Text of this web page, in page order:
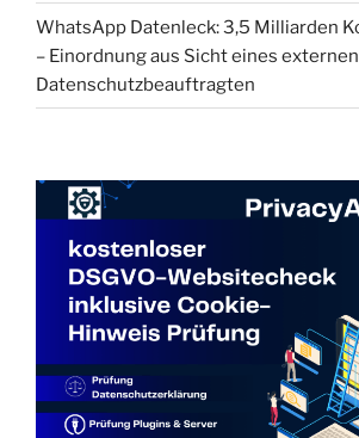
WhatsApp Datenleck: 3,5 Milliarden
– Einordnung aus Sicht eines externen
Datenschutzbeauftragten